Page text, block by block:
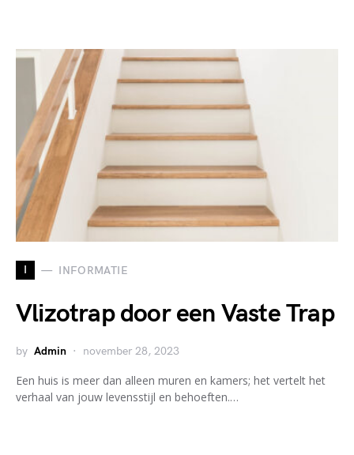
I INFORMATIE
Vlizotrap door een Vaste Trap
by Admin november 28, 2023
Een huis is meer dan alleen muren en kamers; het vertelt het
verhaal van jouw levensstijl en behoeften.…